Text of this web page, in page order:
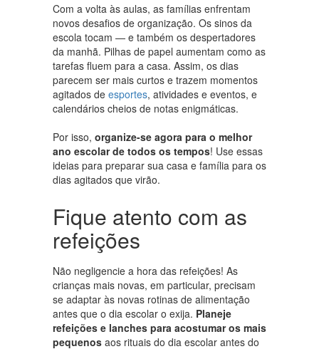
Com a volta às aulas, as famílias enfrentam
novos desafios de organização. Os sinos da
escola tocam — e também os despertadores
da manhã. Pilhas de papel aumentam como as
tarefas fluem para a casa. Assim, os dias
parecem ser mais curtos e trazem momentos
agitados de esportes, atividades e eventos, e
calendários cheios de notas enigmáticas.
Por isso, organize-se agora para o melhor
ano escolar de todos os tempos! Use essas
ideias para preparar sua casa e família para os
dias agitados que virão.
Fique atento com as
refeições
Não negligencie a hora das refeições! As
crianças mais novas, em particular, precisam
se adaptar às novas rotinas de alimentação
antes que o dia escolar o exija. Planeje
refeições e lanches para acostumar os mais
pequenos aos rituais do dia escolar antes do